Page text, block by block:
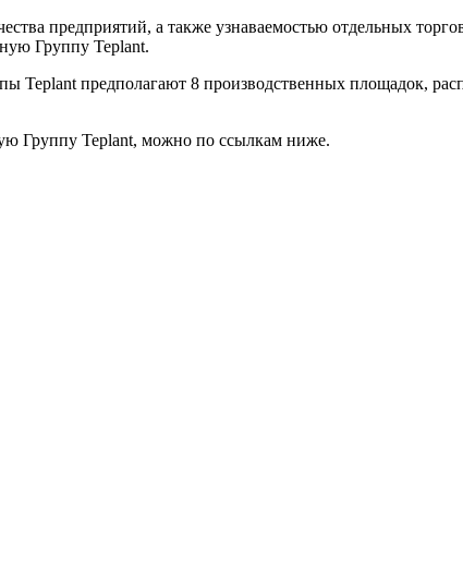
предприятий, а также узнаваемостью отдельных
Группу Teplant.
предполагают 8 производственных площадок,
Группу Teplant, можно по ссылкам ниже.